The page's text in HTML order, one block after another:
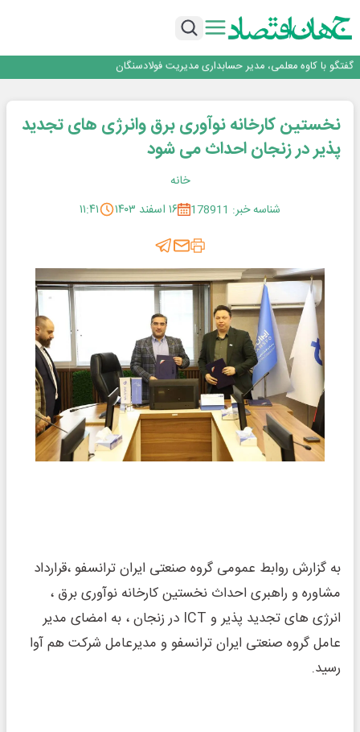
فولاد مبارکه اصفهان
تجدیدپذیر با حضور استاندار اصفهان
گفتگو با کاوه معلمی، مدیر حسابداری مدیریت فولادسنگان
فولاد در تله قیمت‌گذاری دستوری
نخستین کارخانه نوآوری برق وانرژی های تجدید
پذیر در زنجان احداث می شود
خانه
شناسه خبر: 178911
۱۶ اسفند ۱۴۰۳ ۱۱:۴۱
به گزارش روابط عمومی گروه صنعتی ایران ترانسفو ،قرارداد
مشاوره و راهبری احداث نخستین کارخانه نوآوری برق ،
انرژی های تجدید پذیر و ICT در زنجان ، به امضای مدیر
عامل گروه صنعتی ایران ترانسفو و مدیرعامل شرکت هم آوا
رسید.